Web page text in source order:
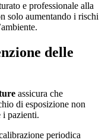
e professionale alla
solo aumentando i rischi
delle
assicura che
di esposizione non
i pazienti.
periodica